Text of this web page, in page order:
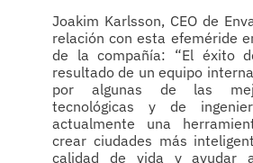
Joakim Karlsson, CEO de
relación con esta efeméride
de la compañía: “El éxito
resultado de un equipo
por algunas de las
tecnológicas y de
actualmente una
crear ciudades más
calidad de vida y ayudar